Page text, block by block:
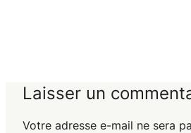
Laisser un
Votre adresse e-mail ne sera